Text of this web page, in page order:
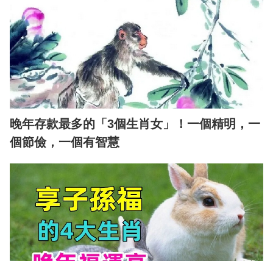
晚年存款最多的「3個生肖女」！一個精明，一
個節儉，一個有智慧